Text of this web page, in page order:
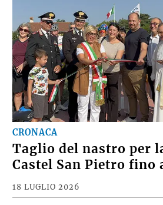
CRONACA
Taglio del nastro per
Castel San Pietro fino
18 LUGLIO 2026